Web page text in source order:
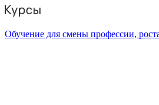
Обучение для смены профессии,